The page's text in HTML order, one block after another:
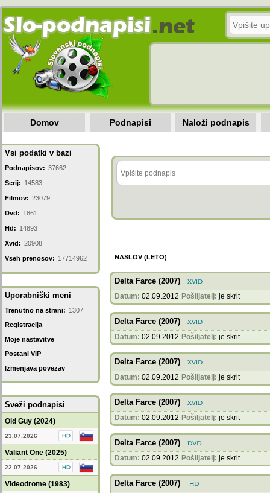
Domov Podnapisi Naloži podnapis
Vsi podatki v bazi
Podnapisov: 37662
Serij: 14583
Filmov: 23079
Dvd: 1861
Hd: 14893
Xvid: 20908
Vseh prenosov: 17714962
Uporabniški meni
Trenutno na strani: 1307
Registracija
Moje nastavitve
Postani VIP
Izmenjava povezav
Sveži podnapisi
Old Guy (2024)
23.07.2026
Valiant One (2025)
22.07.2026
Videodrome (1983)
NASLOV (LETO)
Delta Farce (2007)
Datum: 02.09.2012 Pošiljatelj: je skrit
Delta Farce (2007)
Datum: 02.09.2012 Pošiljatelj: je skrit
Delta Farce (2007)
Datum: 02.09.2012 Pošiljatelj: je skrit
Delta Farce (2007)
Datum: 02.09.2012 Pošiljatelj: je skrit
Delta Farce (2007)
Datum: 02.09.2012 Pošiljatelj: je skrit
Delta Farce (2007)